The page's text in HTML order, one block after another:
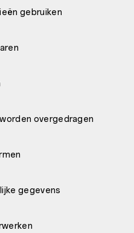
gebruiken
overgedragen
gegevens